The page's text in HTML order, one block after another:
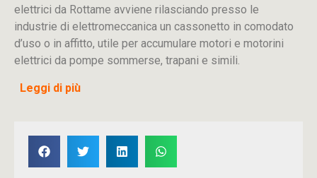
elettrici da Rottame avviene rilasciando presso le
industrie di elettromeccanica un cassonetto in comodato
d’uso o in affitto, utile per accumulare motori e motorini
elettrici da pompe sommerse, trapani e simili.
Leggi di più